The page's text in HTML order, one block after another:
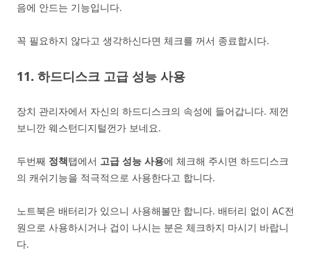
음에 안드는 기능입니다.
꼭 필요하지 않다고 생각하신다면 체크를 꺼서 종료합시다.
11. 하드디스크 고급 성능 사용
장치 관리자에서 자신의 하드디스크의 속성에 들어갑니다. 제껀
보니깐 웨스턴디지털껀가 보네요.
두번째 정책탭에서 고급 성능 사용에 체크해 주시면 하드디스크
의 캐쉬기능을 적극적으로 사용한다고 합니다.
노트북은 배터리가 있으니 사용해볼만 합니다. 배터리 없이 AC전
원으로 사용하시거나 겁이 나시는 분은 체크하지 마시기 바랍니
다.